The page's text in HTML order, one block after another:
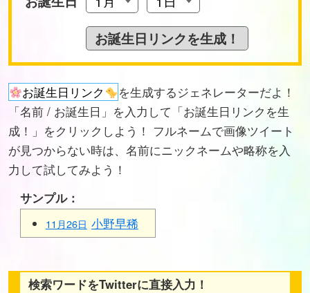
お誕生日リンク
を生成するジェネレーターだよ！
「名前 / お誕生日」を入力して「お誕生日リンクを生
成！」をクリックしよう！ フルネームで画像ツイート
が見つからない時は、名前にニックネームや略称を入
力して試してみよう！
サンプル：
11月26日 小野早稀
検索ワードをTwitterに直接入力！